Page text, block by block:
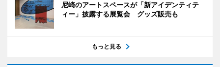
尼崎のアートスペースが「新アイデンティテ
ィー」披露する展覧会 グッズ販売も
もっと見る